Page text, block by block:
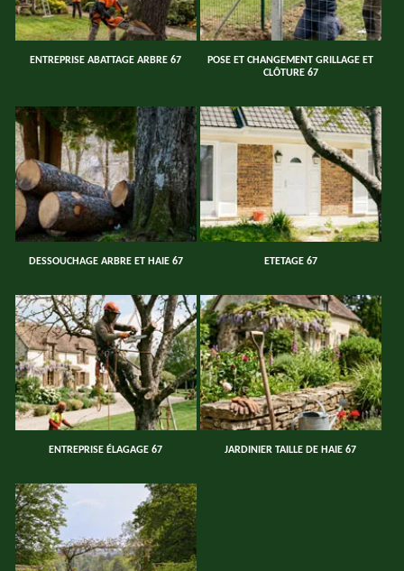
ENTREPRISE ABATTAGE ARBRE 67
POSE ET CHANGEMENT GRILLAGE ET
CLÔTURE 67
DESSOUCHAGE ARBRE ET HAIE 67 ETETAGE 67
ENTREPRISE ÉLAGAGE 67 JARDINIER TAILLE DE HAIE 67